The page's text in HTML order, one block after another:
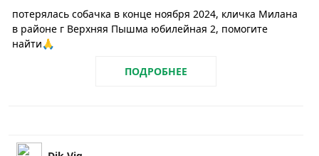
потерялась собачка в конце ноября 2024, кличка Милана
в районе г Верхняя Пышма юбилейная 2, помогите
найти🙏
ПОДРОБНЕЕ